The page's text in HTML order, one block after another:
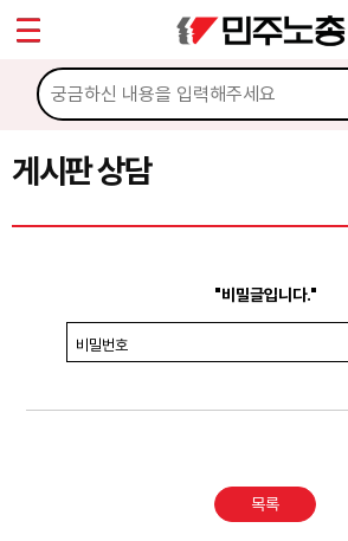
게시판 상담
"비밀글입니다."
비밀번호
목록
마이페이지
소개
소식
노동상담
권리찾기수첩 검색
찾아보기
Sketchbook5, 스케
Sketchbook5, 스케